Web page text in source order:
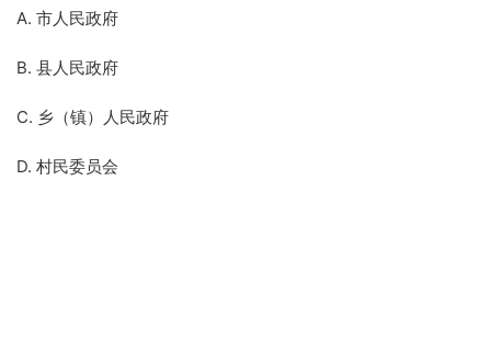
A. 市人民政府
B. 县人民政府
C. 乡（镇）人民政府
D. 村民委员会